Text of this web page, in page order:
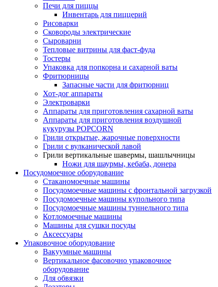
Печи для пиццы
Инвентарь для пиццерий
Рисоварки
Сковороды электрические
Сыроварни
Тепловые витрины для фаст-фуда
Тостеры
Упаковка для попкорна и сахарной ваты
Фритюрницы
Запасные части для фритюрниц
Хот-дог аппараты
Электроварки
Аппараты для приготовления сахарной ваты
Аппараты для приготовления воздушной
кукурузы POPCORN
Грили открытые, жарочные поверхности
Грили с вулканической лавой
Грили вертикальные шавермы, шашлычницы
Ножи для шаурмы, кебаба, донера
Посудомоечное оборудование
Стаканомоечные машины
Посудомоечные машины с фронтальной загрузкой
Посудомоечные машины купольного типа
Посудомоечные машины туннельного типа
Котломоечные машины
Машины для сушки посуды
Аксессуары
Упаковочное оборудование
Вакуумные машины
Вертикальное фасовочно упаковочное
оборудование
Для обвязки